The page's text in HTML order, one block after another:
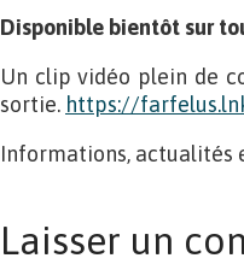
Disponible bientôt sur
Un clip vidéo plein de
sortie. https://
Informations, actualités
Laisser un